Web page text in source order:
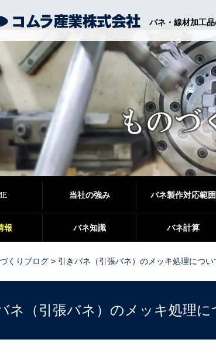
バネ・線材加工
当社の強み バネ製作対応範囲
報 バネ知識 バネ計算
くりブログ > 引きバネ（引張バネ）のメッキ処理につ
ネ（引張バネ）のメッキ処理に